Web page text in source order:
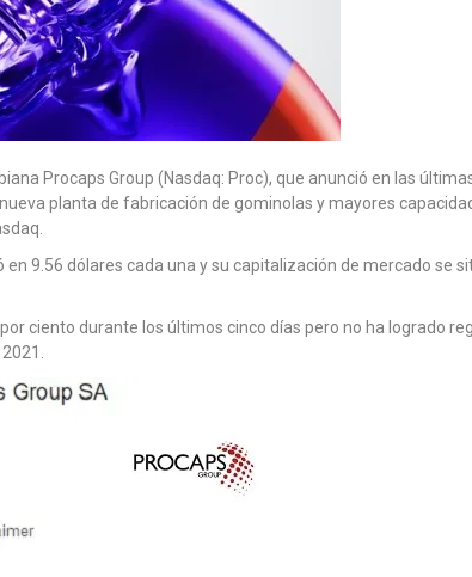
Procaps Group (Nasdaq: Proc), que anunció en las
planta de fabricación de gominolas y mayores
en 9.56 dólares cada una y su capitalización de mercado se
ciento durante los últimos cinco días pero no ha logrado